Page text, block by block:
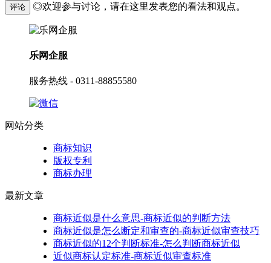
评论 ◎欢迎参与讨论，请在这里发表您的看法和观点。
乐网企服
服务热线 - 0311-88855580
网站分类
商标知识
版权专利
商标办理
最新文章
商标近似是什么意思-商标近似的判断方法
商标近似是怎么断定和审查的-商标近似审查技巧
商标近似的12个判断标准-怎么判断商标近似
近似商标认定标准-商标近似审查标准